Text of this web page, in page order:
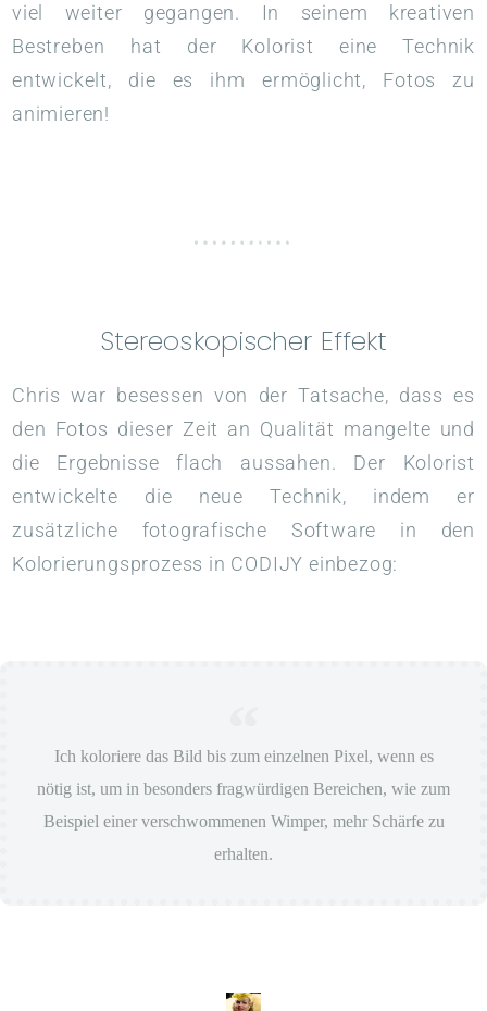
viel weiter gegangen. In seinem kreativen
Bestreben hat der Kolorist eine Technik
entwickelt, die es ihm ermöglicht, Fotos zu
animieren!
Stereoskopischer Effekt
Chris war besessen von der Tatsache, dass es
den Fotos dieser Zeit an Qualität mangelte und
die Ergebnisse flach aussahen. Der Kolorist
entwickelte die neue Technik, indem er
zusätzliche fotografische Software in den
Kolorierungsprozess in CODIJY einbezog:
Ich koloriere das Bild bis zum einzelnen Pixel, wenn es
nötig ist, um in besonders fragwürdigen Bereichen, wie zum
Beispiel einer verschwommenen Wimper, mehr Schärfe zu
erhalten.